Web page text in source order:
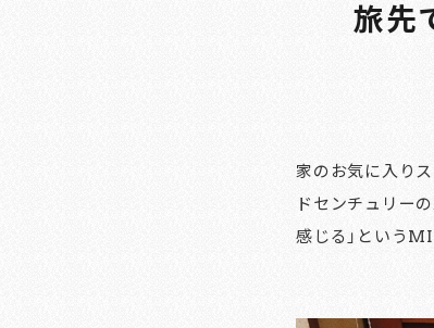
旅先
家のお気に入り
ドセンチュリー
感じる」という